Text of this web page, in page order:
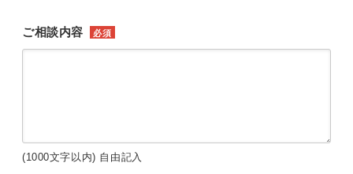
ご相談内容 必須
(1000文字以内) 自由記入